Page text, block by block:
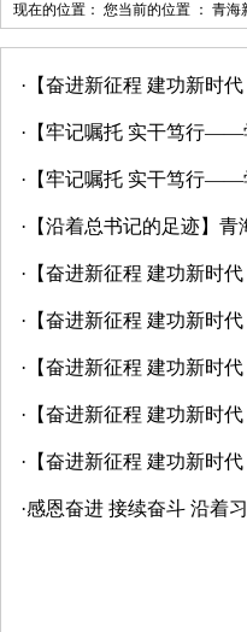
现在的位置： 您当前的位置 ： 青海
· 【奋进新征程 建功新时
· 【牢记嘱托 实干笃行——
· 【牢记嘱托 实干笃行——
· 【沿着总书记的足迹】青
· 【奋进新征程 建功新时
· 【奋进新征程 建功新时
· 【奋进新征程 建功新时
· 【奋进新征程 建功新时
· 【奋进新征程 建功新时
·感恩奋进 接续奋斗 沿着